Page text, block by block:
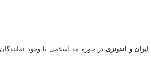
ایران و اندونزی در حوزه مد اسلامی با وجود نمایندگان